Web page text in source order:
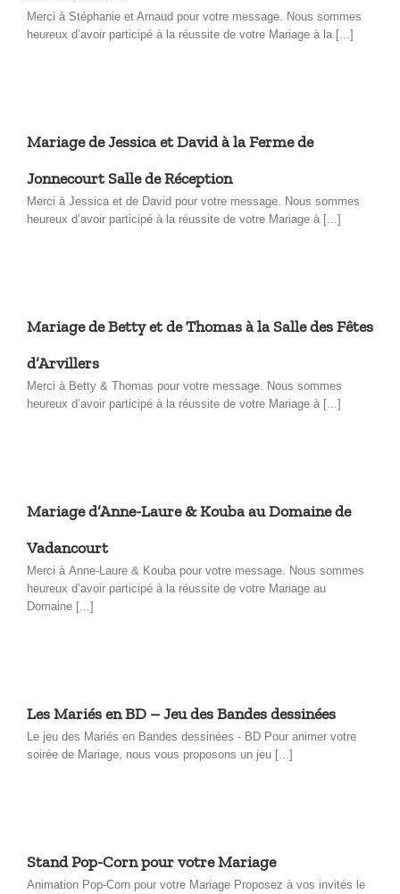
Merci à Stéphanie et Arnaud pour votre message. Nous sommes
heureux d’avoir participé à la réussite de votre Mariage à la [...]
Mariage de Jessica et David à la Ferme de
Jonnecourt Salle de Réception
Merci à Jessica et de David pour votre message. Nous sommes
heureux d’avoir participé à la réussite de votre Mariage à [...]
Mariage de Betty et de Thomas à la Salle des Fêtes
d’Arvillers
Merci à Betty & Thomas pour votre message. Nous sommes
heureux d’avoir participé à la réussite de votre Mariage à [...]
Mariage d’Anne-Laure & Kouba au Domaine de
Vadancourt
Merci à Anne-Laure & Kouba pour votre message. Nous sommes
heureux d’avoir participé à la réussite de votre Mariage au
Domaine [...]
Les Mariés en BD – Jeu des Bandes dessinées
Le jeu des Mariés en Bandes dessinées - BD Pour animer votre
soirée de Mariage, nous vous proposons un jeu [...]
Stand Pop-Corn pour votre Mariage
Animation Pop-Corn pour votre Mariage Proposez à vos invités le